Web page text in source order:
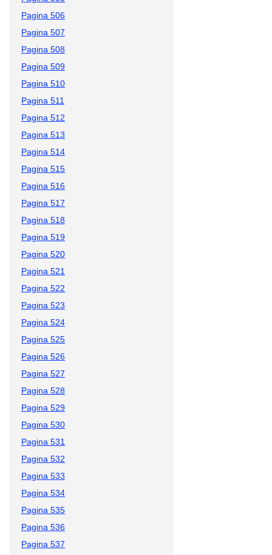
Pagina 506
Pagina 507
Pagina 508
Pagina 509
Pagina 510
Pagina 511
Pagina 512
Pagina 513
Pagina 514
Pagina 515
Pagina 516
Pagina 517
Pagina 518
Pagina 519
Pagina 520
Pagina 521
Pagina 522
Pagina 523
Pagina 524
Pagina 525
Pagina 526
Pagina 527
Pagina 528
Pagina 529
Pagina 530
Pagina 531
Pagina 532
Pagina 533
Pagina 534
Pagina 535
Pagina 536
Pagina 537